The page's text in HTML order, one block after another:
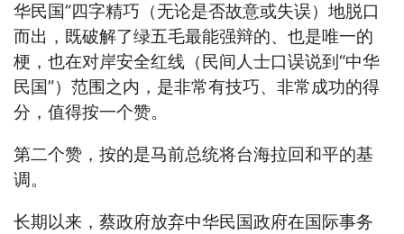
华民国”四字精巧（无论是否故意或失误）地脱口
而出，既破解了绿五毛最能强辩的、也是唯一的
梗，也在对岸安全红线（民间人士口误说到“中华
民国”）范围之内，是非常有技巧、非常成功的得
分，值得按一个赞。
第二个赞，按的是马前总统将台海拉回和平的基
调。
长期以来，蔡政府放弃中华民国政府在国际事务